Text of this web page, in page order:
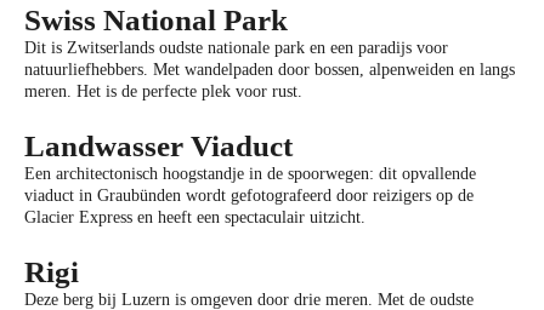
Swiss National Park
Dit is Zwitserlands oudste nationale park en een paradijs voor
natuurliefhebbers. Met wandelpaden door bossen, alpenweiden en langs
meren. Het is de perfecte plek voor rust.
Landwasser Viaduct
Een architectonisch hoogstandje in de spoorwegen: dit opvallende
viaduct in Graubünden wordt gefotografeerd door reizigers op de
Glacier Express en heeft een spectaculair uitzicht.
Rigi
Deze berg bij Luzern is omgeven door drie meren. Met de oudste